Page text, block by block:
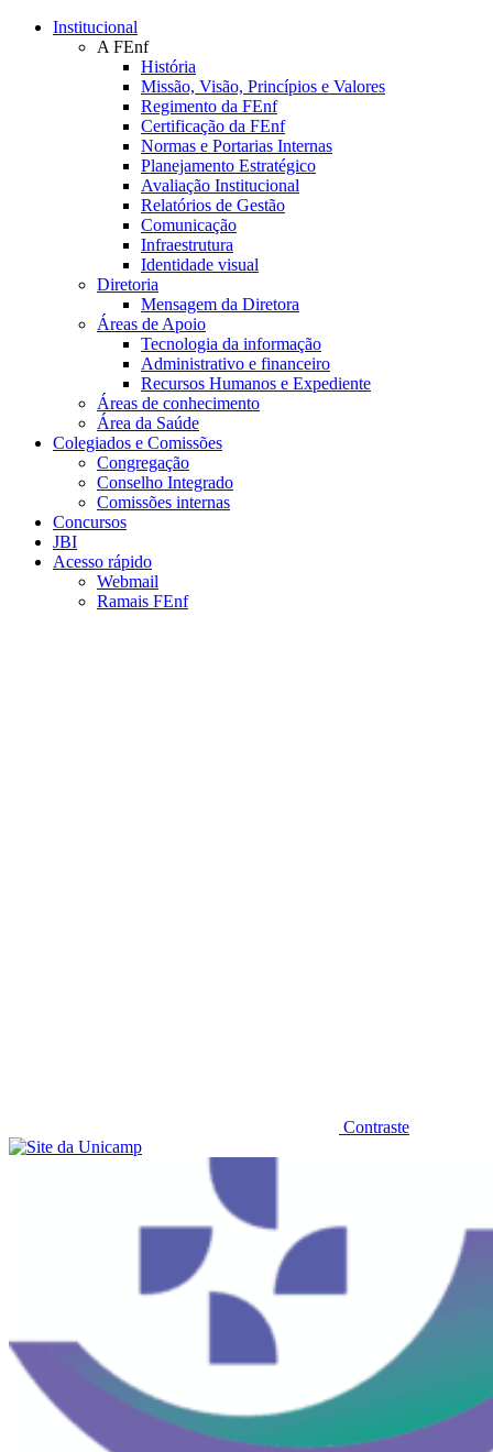
Conteúdo principal
Institucional
A FEnf
História
Missão, Visão, Princípios e Valores
Regimento da FEnf
Certificação da FEnf
Normas e Portarias Internas
Planejamento Estratégico
Avaliação Institucional
Relatórios de Gestão
Comunicação
Infraestrutura
Identidade visual
Diretoria
Mensagem da Diretora
Áreas de Apoio
Tecnologia da informação
Administrativo e financeiro
Recursos Humanos e Expediente
Áreas de conhecimento
Área da Saúde
Colegiados e Comissões
Congregação
Conselho Integrado
Comissões internas
Concursos
JBI
Acesso rápido
Webmail
Ramais FEnf
Contraste